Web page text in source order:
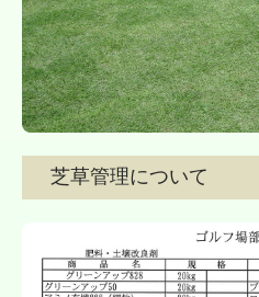
芝草管理について